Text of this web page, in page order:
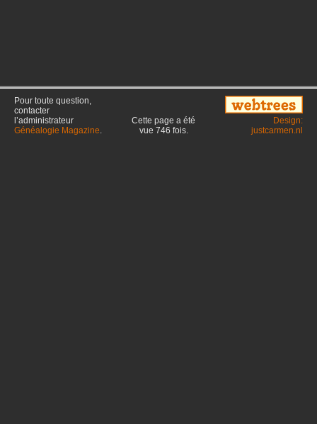
Pour toute question,
contacter
l’administrateur
Généalogie Magazine.
Cette page a été
vue 746 fois.
Design:
justcarmen.nl